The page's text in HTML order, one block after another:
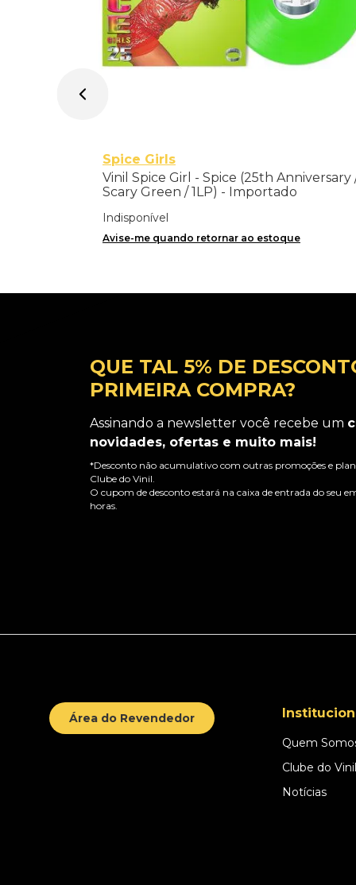
Spice Girls
Vinil Spice Girl - Spice (25th Anniversary
Scary Green / 1LP) - Importado
Indisponível
Avise-me quando retornar ao estoque
QUE TAL 5% DE
PRIMEIRA COMPRA?
Assinando a newsletter você recebe um
novidades, ofertas e muito mais!
*Desconto não acumulativo com outras promoções e
Clube do Vinil.
O cupom de desconto estará na caixa de entrada do seu
horas.
Área do Revendedor
Quem
Clube do Vinil
Notícias